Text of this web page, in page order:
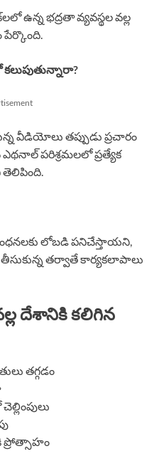
ఉన్న భద్రతా వ్యవస్థల వల్ల
వీడియోలు తప్పుడు ప్రచారం
ఎథనాల్ పరిశ్రమలలో ప్రత్యేక
లోబడి పనిచేస్తాయని,
తర్వాతే కార్యకలాపాలు
దేశానికి కలిగిన
తగ్గడం
ప్రోత్సాహం